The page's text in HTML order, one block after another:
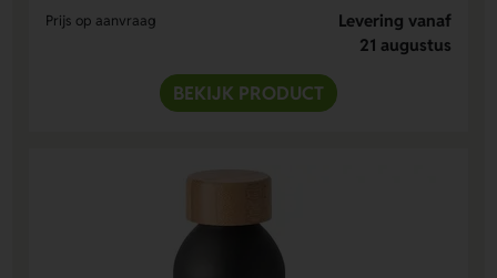
Prijs op aanvraag
Levering vanaf
21 augustus
BEKIJK PRODUCT